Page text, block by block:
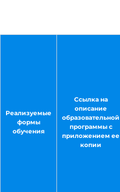
Реализуемые
формы
обучения
Ссылка на
описание
образовательной
программы с
приложением ее
копии